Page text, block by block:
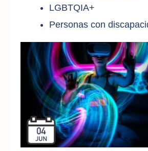
LGBTQIA+
Personas con